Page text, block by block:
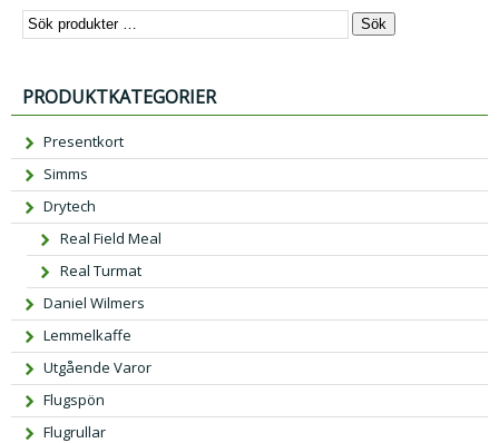
Sök
PRODUKTKATEGORIER
Presentkort
Simms
Drytech
Real Field Meal
Real Turmat
Daniel Wilmers
Lemmelkaffe
Utgående Varor
Flugspön
Flugrullar